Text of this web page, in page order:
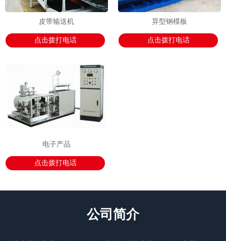
皮带输送机
点击拨打电话
异型钢模板
点击拨打电话
电子产品
点击拨打电话
公司简介